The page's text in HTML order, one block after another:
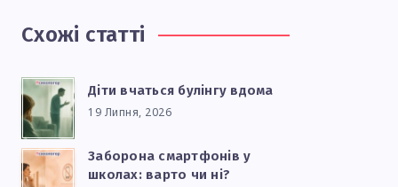
Схожі статті
Діти вчаться булінгу вдома
19 Липня, 2026
Заборона смартфонів у
школах: варто чи ні?